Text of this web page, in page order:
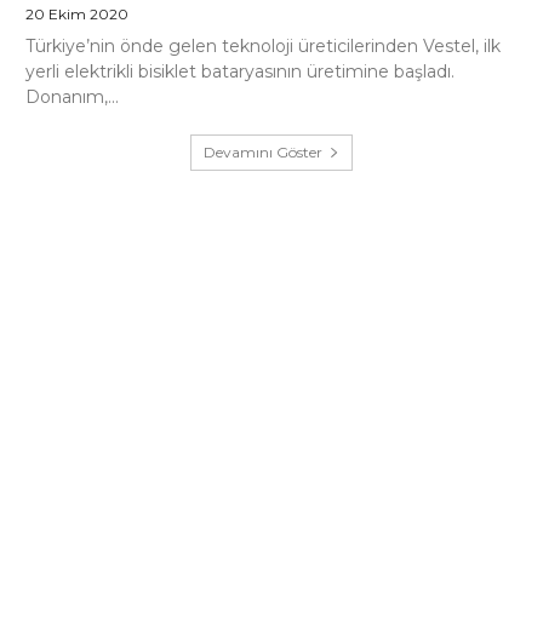
20 Ekim 2020
Türkiye’nin önde gelen teknoloji üreticilerinden Vestel, ilk
yerli elektrikli bisiklet bataryasının üretimine başladı.
Donanım,...
Devamını Göster